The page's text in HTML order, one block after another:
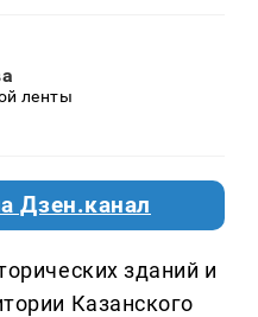
ленты
Дзен.канал
зданий и
Казанского